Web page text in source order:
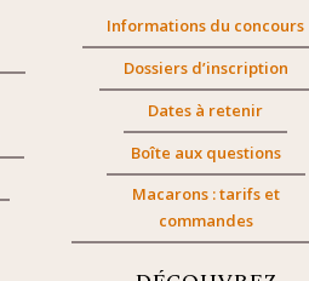
Informations du concours
Dossiers d’inscription
Dates à retenir
Boîte aux questions
Macarons : tarifs et
commandes